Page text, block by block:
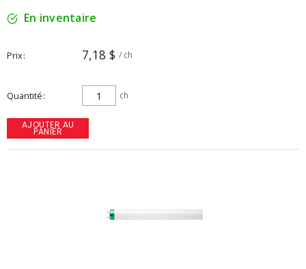
En inventaire
Prix 7,18 $ / ch
Quantité ch
AJOUTER AU
PANIER